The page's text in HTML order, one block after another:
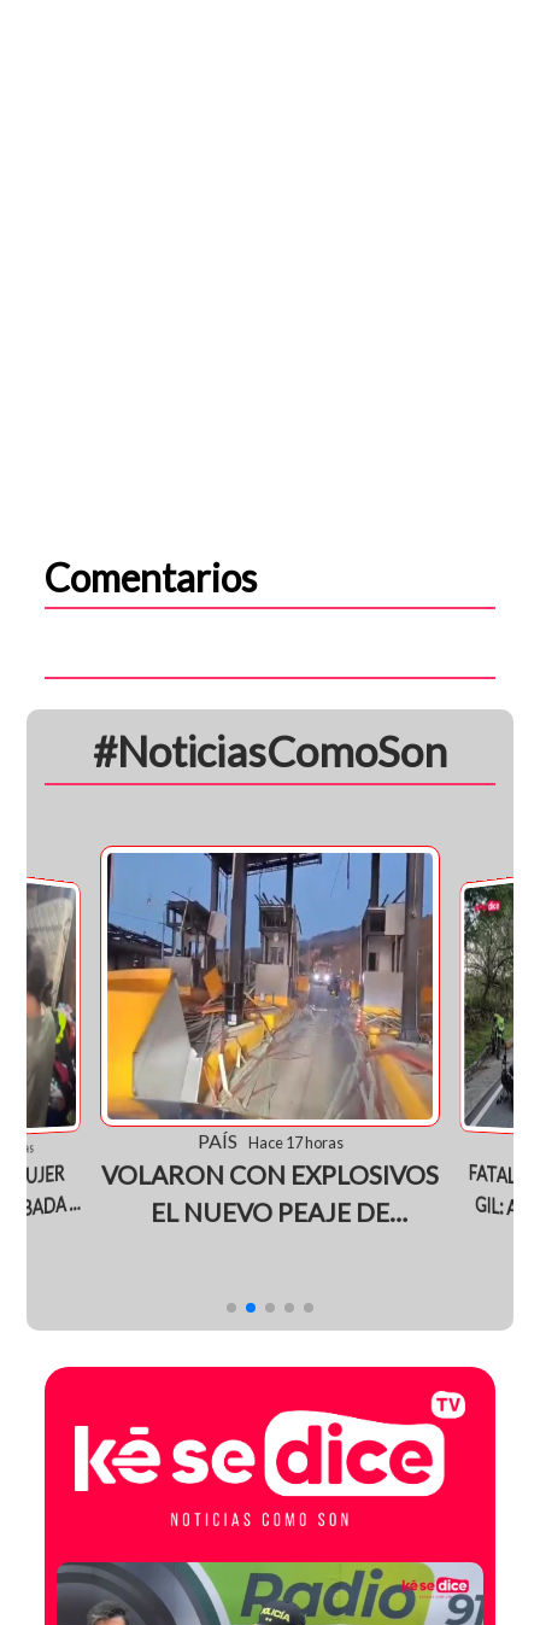
Comentarios
#NoticiasComoSon
horas
Y
PAÍS Hace 17 horas
VOLARON CON EXPLOSIVOS
EL NUEVO PEAJE DE
FATAL
GIL: